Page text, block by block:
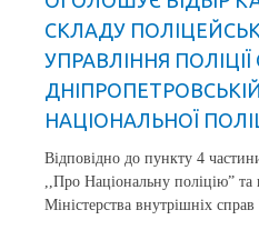
СКЛАДУ
УПРАВЛІННЯ
НАЦІОНАЛЬНОЇ
Відповідно до пункту 4
,,Про Національну поліцію”
Міністерства внутрішніх